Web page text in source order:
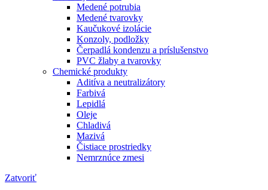
Medené potrubia
Medené tvarovky
Kaučukové izolácie
Konzoly, podložky
Čerpadlá kondenzu a príslušenstvo
PVC žlaby a tvarovky
Chemické produkty
Aditíva a neutralizátory
Farbivá
Lepidlá
Oleje
Chladivá
Mazivá
Čistiace prostriedky
Nemrznúce zmesi
Zatvoriť